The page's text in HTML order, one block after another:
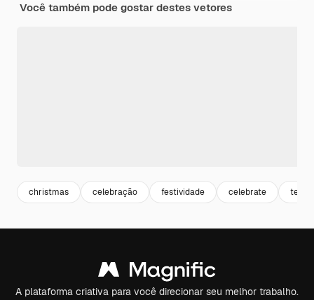
Você também pode gostar destes vetores
christmas celebração festividade celebrate
A plataforma criativa para você direcionar seu melhor trabalho.